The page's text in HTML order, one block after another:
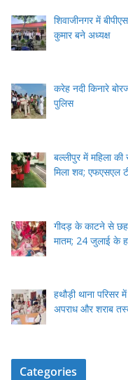
शिवाजीनगर में
कुमार बने अध्यक्ष
करेह नदी किनारे
पुलिस
बल्लीपुर में महिला
मिला शव; एफएसएल
गीदड़ के काटने से छह
मातम; 24 जुलाई के
हथौड़ी थाना परिसर
अपराध और शराब
Categories